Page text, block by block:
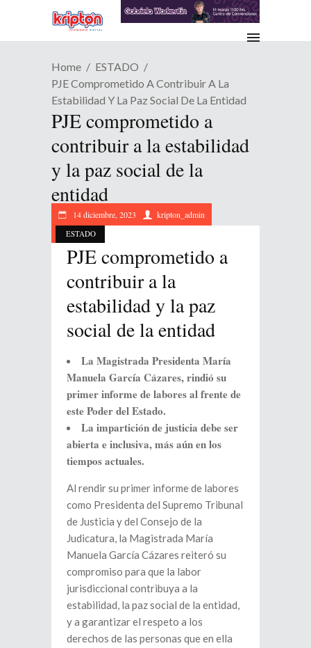
Home
ESTADO
PJE Comprometido A Contribuir A La
Estabilidad Y La Paz Social De La Entidad
PJE comprometido a
contribuir a la estabilidad
y la paz social de la
entidad
ESTADO
14 diciembre, 2023 kripton_admin
PJE comprometido a
contribuir a la
estabilidad y la paz
social de la entidad
La Magistrada Presidenta María
Manuela García Cázares, rindió su
primer informe de labores al frente de
este Poder del Estado.
La impartición de justicia debe ser
abierta e inclusiva, más aún en los
tiempos actuales.
Al rendir su primer informe de labores
como Presidenta del Supremo Tribunal
de Justicia y del Consejo de la
Judicatura, la Magistrada María
Manuela García Cázares reiteró su
compromiso para que la labor
jurisdiccional contribuya a la
estabilidad, la paz social de la entidad,
y a garantizar el respeto a los
derechos de las personas que en ella